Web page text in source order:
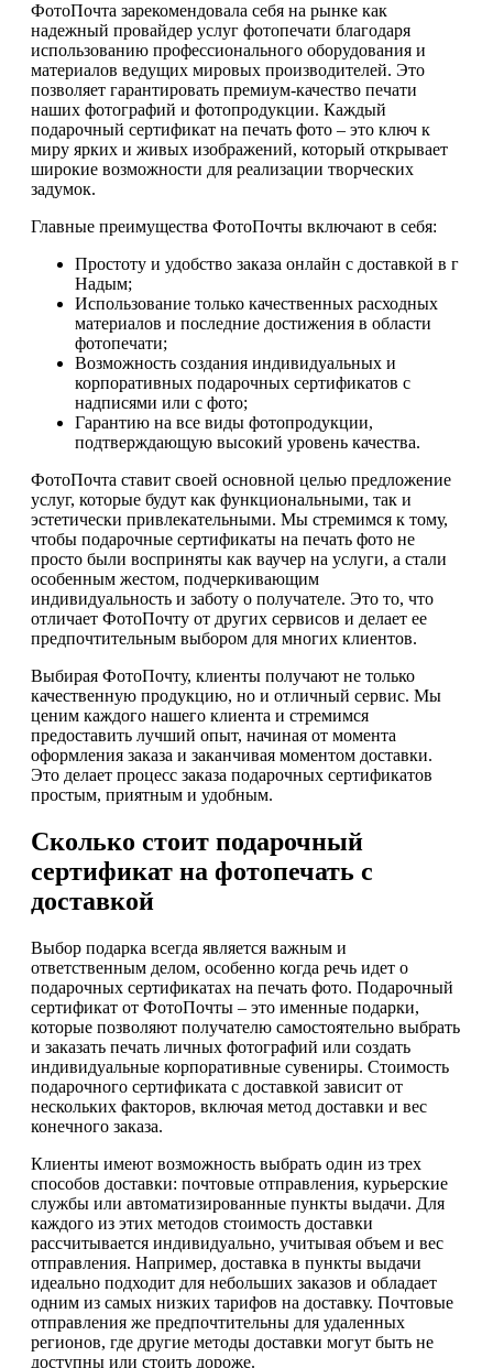
ФотоПочта зарекомендовала себя на рынке как
надежный провайдер услуг фотопечати благодаря
использованию профессионального оборудования и
материалов ведущих мировых производителей. Это
позволяет гарантировать премиум-качество печати
наших фотографий и фотопродукции. Каждый
подарочный сертификат на печать фото – это ключ к
миру ярких и живых изображений, который открывает
широкие возможности для реализации творческих
задумок.
Главные преимущества ФотоПочты включают в себя:
Простоту и удобство заказа онлайн с доставкой в г
Надым;
Использование только качественных расходных
материалов и последние достижения в области
фотопечати;
Возможность создания индивидуальных и
корпоративных подарочных сертификатов с
надписями или с фото;
Гарантию на все виды фотопродукции,
подтверждающую высокий уровень качества.
ФотоПочта ставит своей основной целью предложение
услуг, которые будут как функциональными, так и
эстетически привлекательными. Мы стремимся к тому,
чтобы подарочные сертификаты на печать фото не
просто были восприняты как ваучер на услуги, а стали
особенным жестом, подчеркивающим
индивидуальность и заботу о получателе. Это то, что
отличает ФотоПочту от других сервисов и делает ее
предпочтительным выбором для многих клиентов.
Выбирая ФотоПочту, клиенты получают не только
качественную продукцию, но и отличный сервис. Мы
ценим каждого нашего клиента и стремимся
предоставить лучший опыт, начиная от момента
оформления заказа и заканчивая моментом доставки.
Это делает процесс заказа подарочных сертификатов
простым, приятным и удобным.
Сколько стоит подарочный
сертификат на фотопечать с
доставкой
Выбор подарка всегда является важным и
ответственным делом, особенно когда речь идет о
подарочных сертификатах на печать фото. Подарочный
сертификат от ФотоПочты – это именные подарки,
которые позволяют получателю самостоятельно выбрать
и заказать печать личных фотографий или создать
индивидуальные корпоративные сувениры. Стоимость
подарочного сертификата с доставкой зависит от
нескольких факторов, включая метод доставки и вес
конечного заказа.
Клиенты имеют возможность выбрать один из трех
способов доставки: почтовые отправления, курьерские
службы или автоматизированные пункты выдачи. Для
каждого из этих методов стоимость доставки
рассчитывается индивидуально, учитывая объем и вес
отправления. Например, доставка в пункты выдачи
идеально подходит для небольших заказов и обладает
одним из самых низких тарифов на доставку. Почтовые
отправления же предпочтительны для удаленных
регионов, где другие методы доставки могут быть не
доступны или стоить дороже.